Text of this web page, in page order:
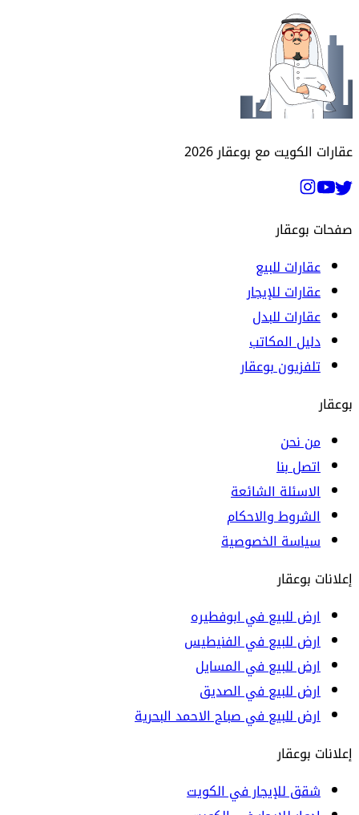
عقارات الكويت مع بوعقار2026
صفحات بوعقار
عقارات للبيع
عقارات للإيجار
عقارات للبدل
دليل المكاتب
تلفزيون بوعقار
بوعقار
من نحن
اتصل بنا
الاسئلة الشائعة
الشروط والاحكام
سياسة الخصوصية
إعلانات بوعقار
ارض للبيع في ابوفطيره
ارض للبيع في الفنيطيس
ارض للبيع في المسايل
ارض للبيع في الصديق
ارض للبيع في صباح الاحمد البحرية
إعلانات بوعقار
شقق للإيجار في الكويت